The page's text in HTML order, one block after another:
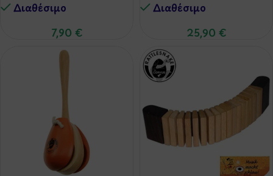
Διαθέσιμo
7,90 €
Διαθέσιμo
25,90 €